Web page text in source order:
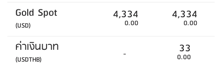
Gold Spot
(USD)
4,334
0.00
4,334
0.00
ค่าเงินบาท
(USDTHB) - 33
0.00